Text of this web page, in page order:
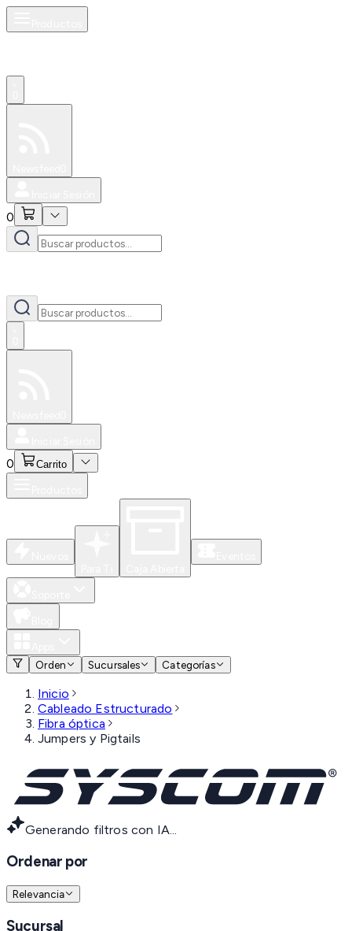
0
0 Carrito
Orden
Sucursales Categorías
Inicio
Cableado Estructurado
Fibra óptica
Jumpers y Pigtails
Generando filtros con IA...
Ordenar por
Relevancia
Sucursal